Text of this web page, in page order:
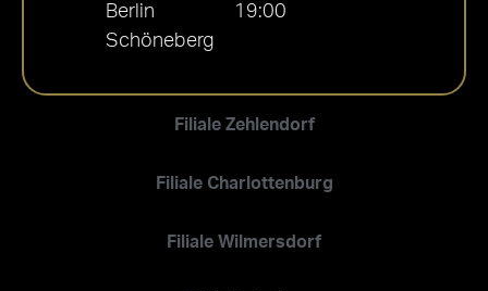
Filiale Zehlendorf
Filiale Charlottenburg
Filiale Wilmersdorf
Berlin
Schöneberg
19:00